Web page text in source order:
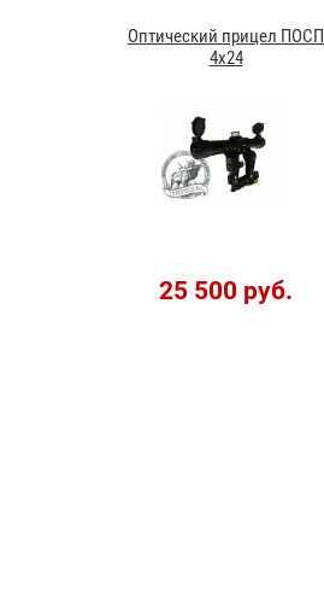
Оптический прицел ПОСП
4х24
25 500 руб.